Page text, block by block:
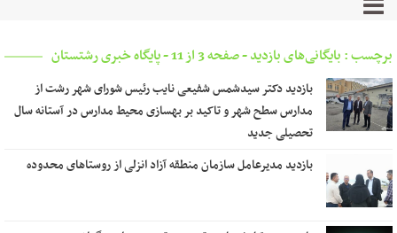
برچسب : بایگانی‌های بازدید - صفحه 3 از 11 - پایگاه خبری رشتستان
بازدید دکتر سیدشمس شفیعی نایب رئیس شورای شهر رشت از
مدارس سطح شهر و تاکید بر بهسازی محیط مدارس در آستانه سال
تحصیلی جدید
بازدید مدیرعامل سازمان منطقه آزاد انزلی از روستاهای محدوده